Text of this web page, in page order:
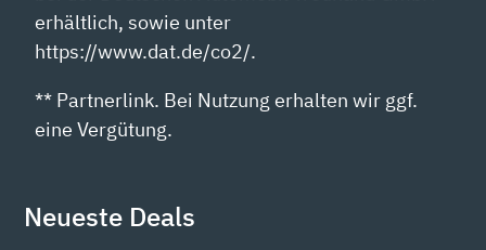
erhältlich, sowie unter
https://www.dat.de/co2/.
** Partnerlink. Bei Nutzung erhalten wir ggf.
eine Vergütung.
Neueste Deals